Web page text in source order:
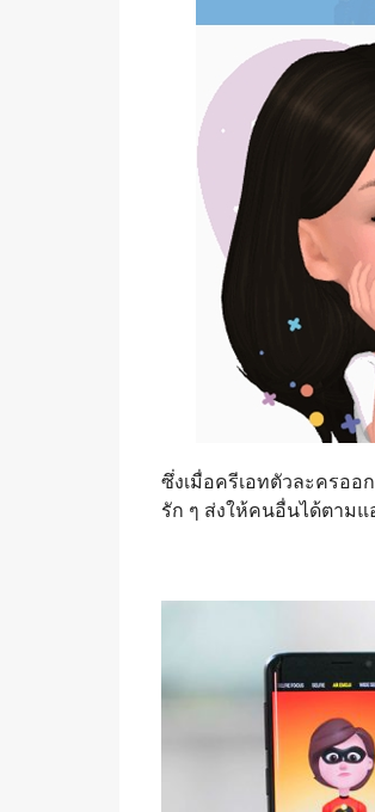
ซึ่งเมื่อครีเอทตัวละครอ
รัก ๆ ส่งให้คนอื่นได้ตามแ